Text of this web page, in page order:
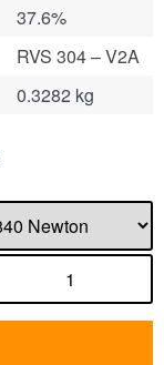
37.6%
RVS 304 – V2A
0.3282 kg